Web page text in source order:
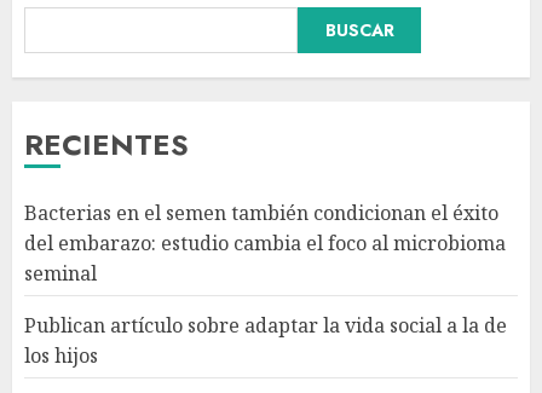
BUSCAR
RECIENTES
Bacterias en el semen también condicionan el éxito
del embarazo: estudio cambia el foco al microbioma
seminal
Publican artículo sobre adaptar la vida social a la de
los hijos
3
Dos demandas contra Bad
4
¿Sería posible saber si un
ingenio artificial tiene
AGOSTO 6, 2026